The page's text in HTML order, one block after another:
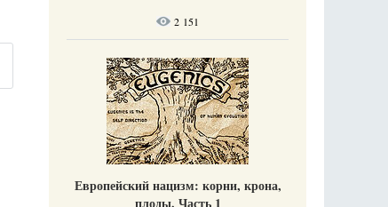
2 151
Европейский нацизм: корни, крона,
плоды. Часть 1